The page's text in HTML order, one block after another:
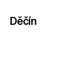
Děčín